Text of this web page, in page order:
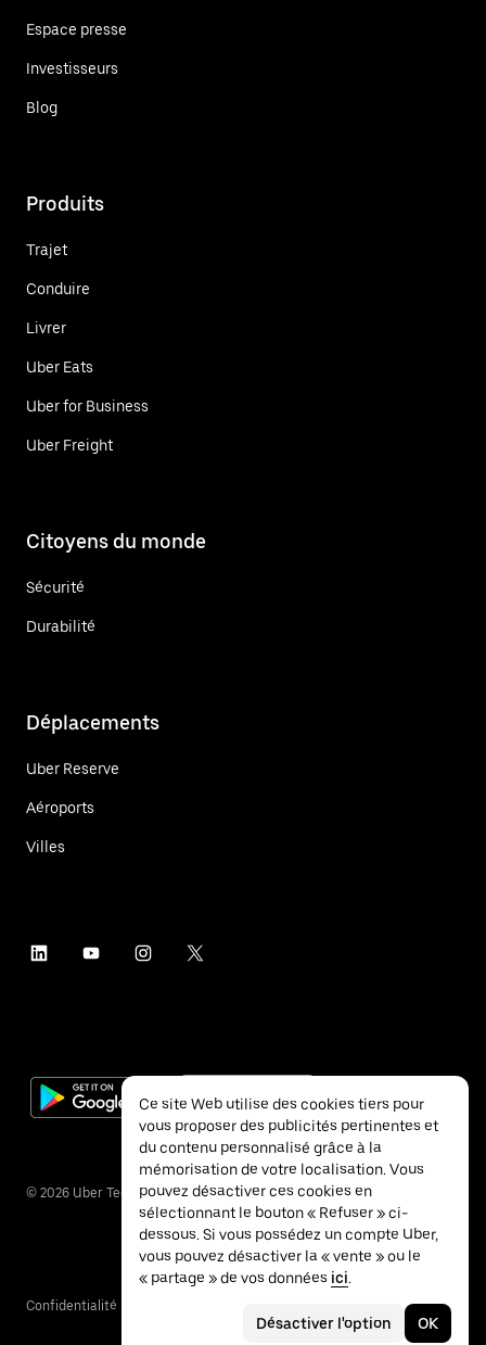
Espace presse
Investisseurs
Blog
Produits
Trajet
Conduire
Livrer
Uber Eats
Uber for Business
Uber Freight
Citoyens du monde
Sécurité
Durabilité
Déplacements
Uber Reserve
Aéroports
Villes
© 2026 Uber Technologies Inc.
Confidentialité
Ce site Web utilise des cookies tiers pour
vous proposer des publicités pertinentes et
du contenu personnalisé grâce à la
mémorisation de votre localisation. Vous
pouvez désactiver ces cookies en
sélectionnant le bouton « Refuser » ci-
dessous. Si vous possédez un compte Uber,
vous pouvez désactiver la « vente » ou le
« partage » de vos données ici.
Désactiver l'option OK